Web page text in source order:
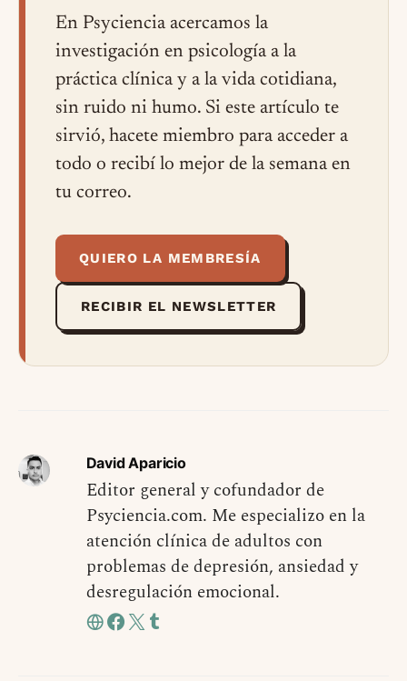
En Psyciencia acercamos la
investigación en psicología a la
práctica clínica y a la vida cotidiana,
sin ruido ni humo. Si este artículo te
sirvió, hacete miembro para acceder a
todo o recibí lo mejor de la semana en
tu correo.
QUIERO LA MEMBRESÍA
RECIBIR EL NEWSLETTER
David Aparicio
Editor general y cofundador de
Psyciencia.com. Me especializo en la
atención clínica de adultos con
problemas de depresión, ansiedad y
desregulación emocional.